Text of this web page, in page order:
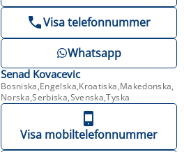
Visa telefonnummer
Whatsapp
Senad Kovacevic
Bosniska,Engelska,Kroatiska,Makedonska,
Norska,Serbiska,Svenska,Tyska
Visa mobiltelefonnummer